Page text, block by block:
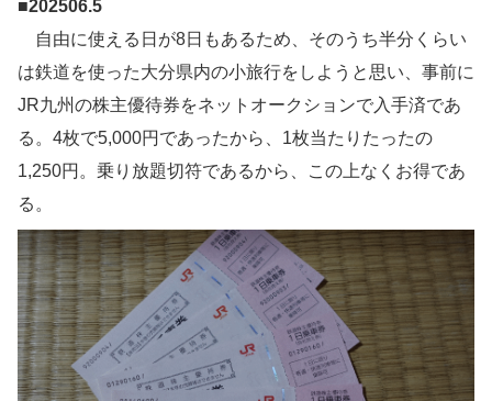
■202506.5
自由に使える日が8日もあるため、そのうち半分くらい
は鉄道を使った大分県内の小旅行をしようと思い、事前に
JR九州の株主優待券をネットオークションで入手済であ
る。4枚で5,000円であったから、1枚当たりたったの
1,250円。乗り放題切符であるから、この上なくお得であ
る。